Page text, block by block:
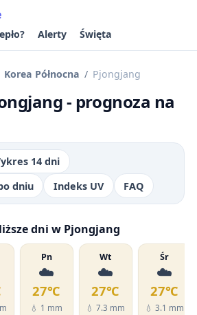
Alerty Święta
Korea Północna Pjongjang
- prognoza na
14 dni
dniu
Indeks UV FAQ
dni w Pjongjang
Pn
☁️
27℃
💧 1 mm
Wt
☁️
27℃
💧 7.3 mm
Śr
☁️
27℃
💧 3.1 mm